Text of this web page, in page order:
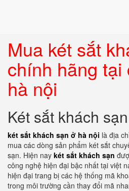
Mua két sắt
chính hãng
hà nội
Két sắt khách
két sắt khách sạn ở hà nội là địa
mua các dòng sản phẩm két sắt
sạn. Hiện nay két sắt khách sạn
công nghệ hiện đại bậc nhất tại việt
hiện đại trang bị các hệ thống mã
trong môi trường cần thay đổi mã